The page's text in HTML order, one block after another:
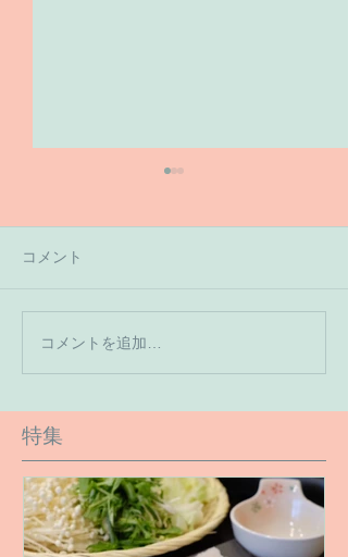
【６月１６日のご予約状
況です】
コメント
コメントを追加…
特集